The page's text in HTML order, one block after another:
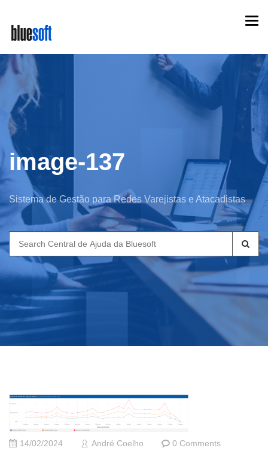
main
content
image-137
Sistema de Gestão para Redes Varejistas e Atacadistas
Search
for:
14/02/2024 André Coelho 0 Comments